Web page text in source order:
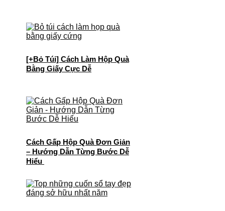
[+Bỏ Túi] Cách Làm Hộp Quà
Bằng Giấy Cực Dễ
Cách Gấp Hộp Quà Đơn Giản
– Hướng Dẫn Từng Bước Dễ
Hiểu